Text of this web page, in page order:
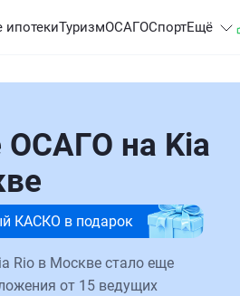
ипотекиТуризмОСАГОСпортЕщё
на Kia
КАСКО в подарок
Rio в Москве стало еще
от 15 ведущих